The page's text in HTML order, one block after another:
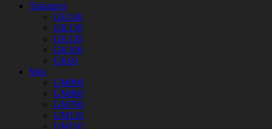
Tastaturer
GK140
GK130
GK120
GK100
GK60
Mus
GM900
GM800
GM700
GM120
GM110